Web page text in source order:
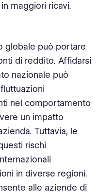
maggiori ricavi.
globale può portare
di reddito. Affidarsi
nazionale può
nel comportamento
un impatto
Tuttavia, le
rischi
in diverse regioni.
alle aziende di